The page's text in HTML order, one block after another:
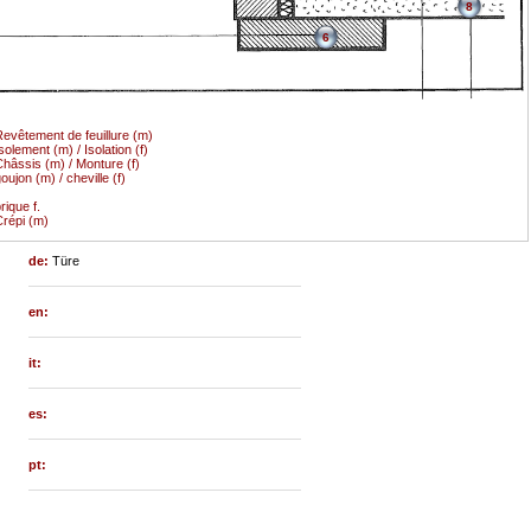
de feuillure (m)
(m) / Isolation (f)
(m) / Monture (f)
(m) / cheville (f)
6
f.
(m)
8
de:Türe
en:
it:
es:
pt: